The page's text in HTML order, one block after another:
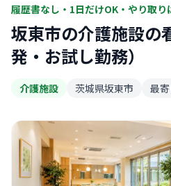
履歴書なし・1日だけOK・やり取
坂東市の介護施設の
発・お試し勤務）
介護施設 茨城県坂東市 最